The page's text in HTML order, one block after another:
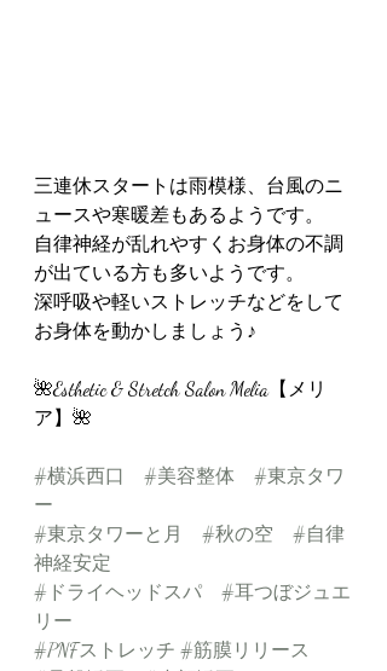
三連休スタートは雨模様、台風のニ
ュースや寒暖差もあるようです。
自律神経が乱れやすくお身体の不調
が出ている方も多いようです。
深呼吸や軽いストレッチなどをして
お身体を動かしましょう♪
🌺Esthetic & Stretch Salon Melia【メリ
ア】🌺
#横浜西口 #美容整体
#東京タワ
ー
#東京タワーと月
#秋の空
#自律
神経安定
#ドライヘッドスパ
#耳つぼジュエ
リー
#PNFストレッチ #筋膜リリース